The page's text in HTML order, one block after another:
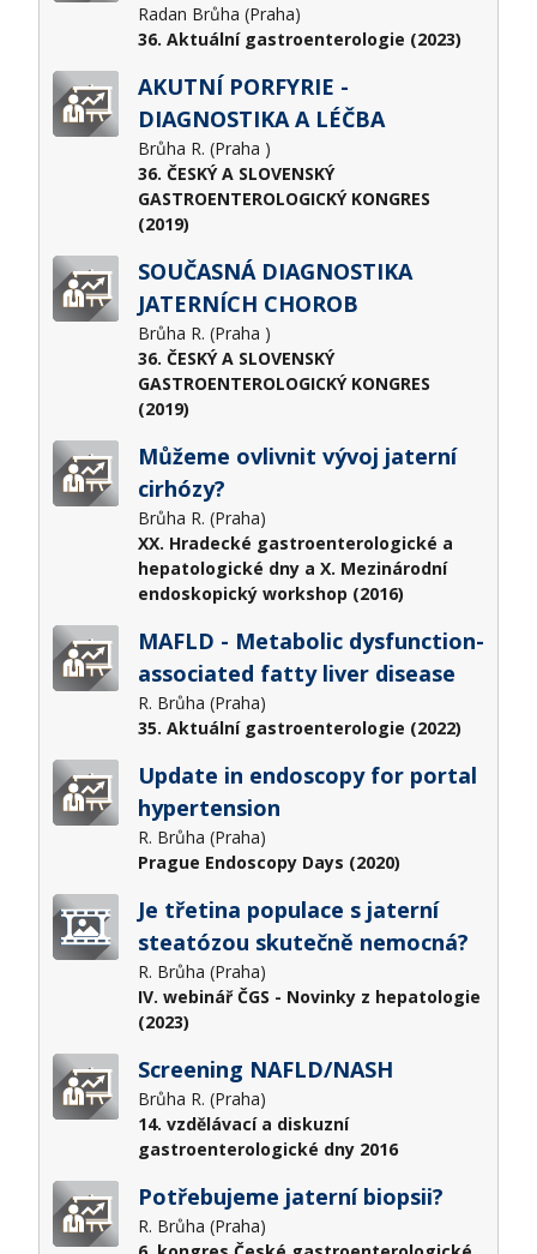
Radan Brůha (Praha)
36. Aktuální gastroenterologie (2023)
AKUTNÍ PORFYRIE -
DIAGNOSTIKA A LÉČBA
Brůha R. (Praha )
36. ČESKÝ A SLOVENSKÝ
GASTROENTEROLOGICKÝ KONGRES
(2019)
SOUČASNÁ DIAGNOSTIKA
JATERNÍCH CHOROB
Brůha R. (Praha )
36. ČESKÝ A SLOVENSKÝ
GASTROENTEROLOGICKÝ KONGRES
(2019)
Můžeme ovlivnit vývoj jaterní
cirhózy?
Brůha R. (Praha)
XX. Hradecké gastroenterologické a
hepatologické dny a X. Mezinárodní
endoskopický workshop (2016)
MAFLD - Metabolic dysfunction-
associated fatty liver disease
R. Brůha (Praha)
35. Aktuální gastroenterologie (2022)
Update in endoscopy for portal
hypertension
R. Brůha (Praha)
Prague Endoscopy Days (2020)
Je třetina populace s jaterní
steatózou skutečně nemocná?
R. Brůha (Praha)
IV. webinář ČGS - Novinky z hepatologie
(2023)
Screening NAFLD/NASH
Brůha R. (Praha)
14. vzdělávací a diskuzní
gastroenterologické dny 2016
Potřebujeme jaterní biopsii?
R. Brůha (Praha)